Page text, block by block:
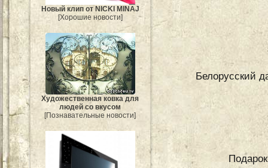
Новый клип от NICKI MINAJ
[Хорошие новости]
Художественная ковка для
людей со вкусом
[Познавательные новости]
Белорусский